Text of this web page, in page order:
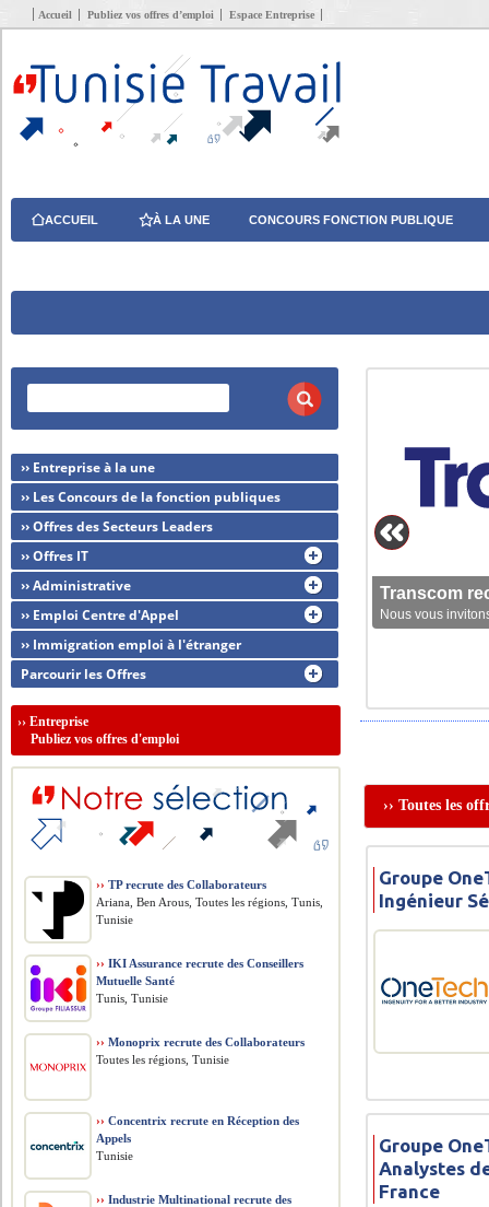
Accueil Publiez vos offres d’emploi Espace Entreprise
ACCUEIL À LA UNE CONCOURS FONCTION PUBLIQUE
Transcom
Nous vous
›› Toutes les
Groupe
Ingénieur
Groupe
Analystes
France
›› Entreprise à la une
›› Les Concours de la fonction publiques
›› Offres des Secteurs Leaders
›› Offres IT
›› Administrative
›› Emploi Centre d'Appel
›› Immigration emploi à l'étranger
Parcourir les Offres
››Entreprise
Publiez vos offres d'emploi
›› TP recrute des Collaborateurs
Ariana, Ben Arous, Toutes les régions, Tunis,
Tunisie
›› IKI Assurance recrute des Conseillers
Mutuelle Santé
Tunis, Tunisie
›› Monoprix recrute des Collaborateurs
Toutes les régions, Tunisie
›› Concentrix recrute en Réception des
Appels
Tunisie
›› Industrie Multinational recrute des